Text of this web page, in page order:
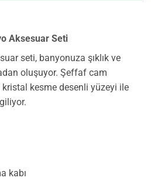
Aksesuar Seti
seti, banyonuza şıklık ve
oluşuyor. Şeffaf cam
kesme desenli yüzeyi ile
kabı